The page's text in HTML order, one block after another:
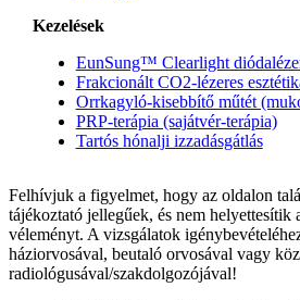
Kezelések
EunSung™ Clearlight
Frakcionált CO2-lézeres
Orrkagyló-kisebbítő műtét
PRP-terápia (sajátvér-terápia)
Tartós hónalji izzadásgátlás
Felhívjuk a figyelmet, hogy az oldalon
tájékoztató jellegűek, és nem helyettesítik
véleményt. A vizsgálatok
háziorvosával, beutaló orvosával vagy
radiológusával/szakdolgozójával!